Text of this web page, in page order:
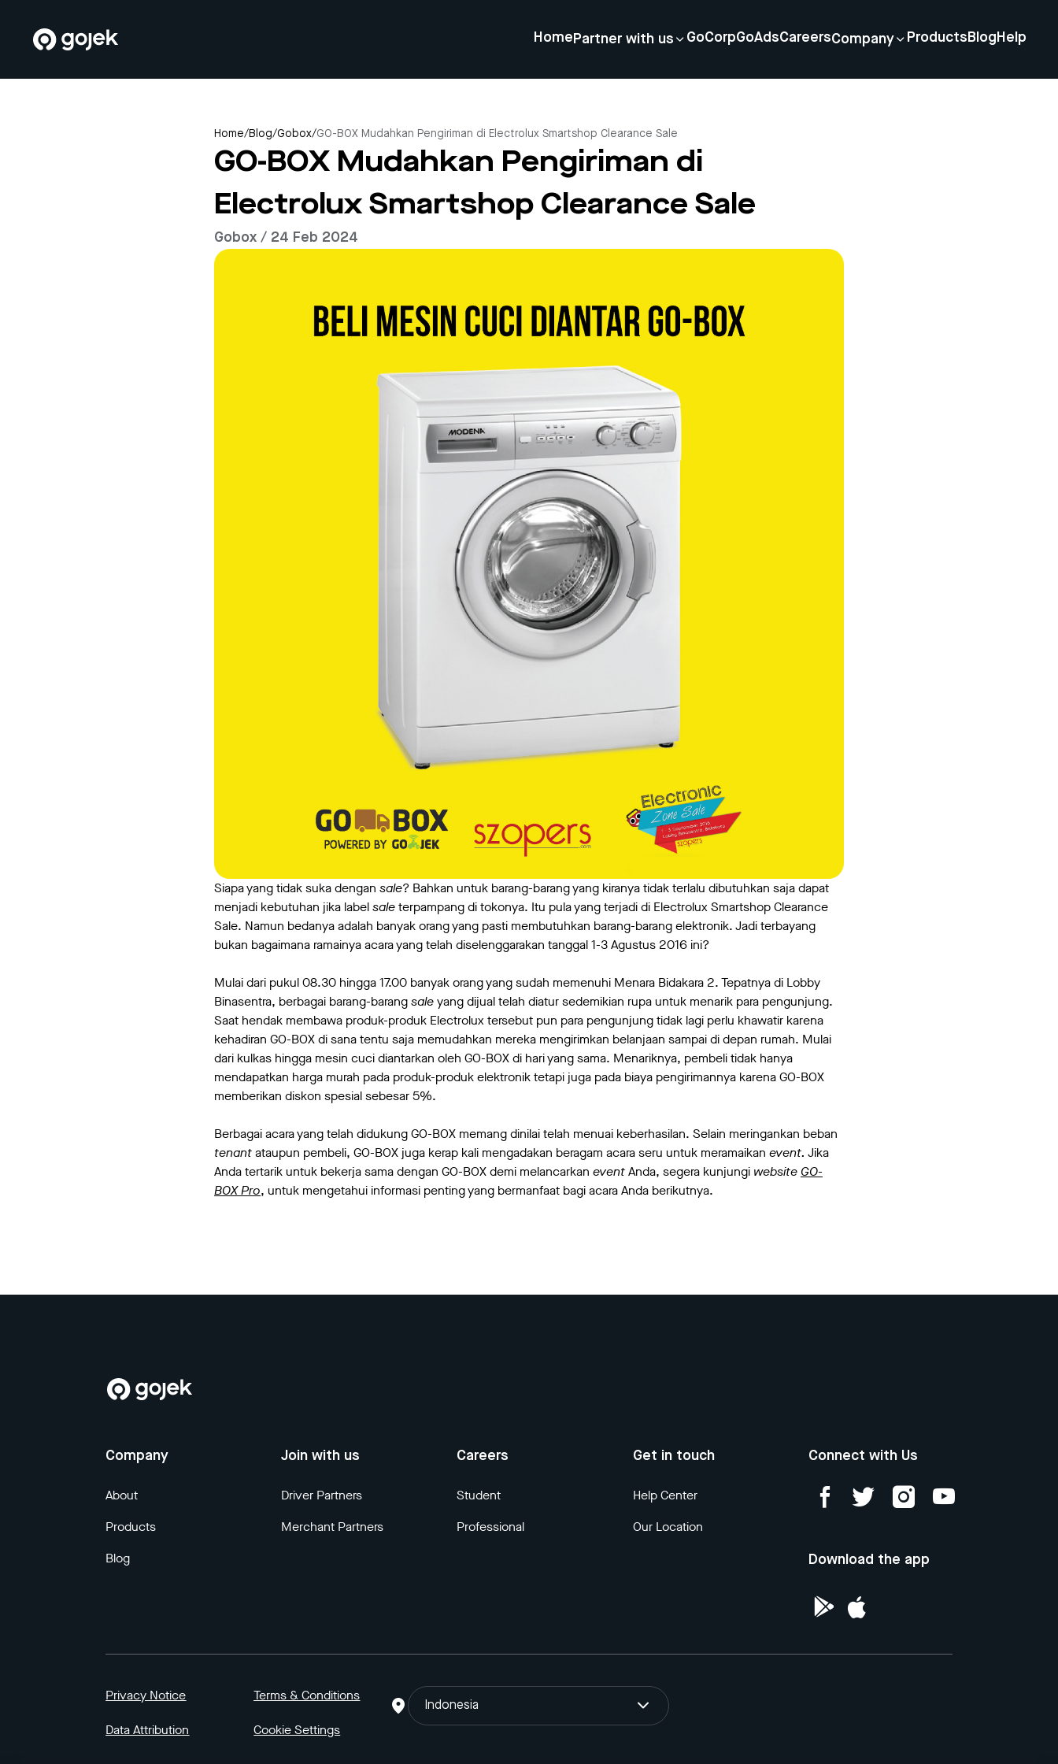
Home Partner with us GoCorpGoAdsCareersCompany Products Blog Help
Home/Blog/Gobox/GO-BOX Mudahkan Pengiriman di Electrolux Smartshop Clearance Sale
GO-BOX Mudahkan Pengiriman di
Electrolux Smartshop Clearance Sale
Gobox / 24 Feb 2024
Siapa yang tidak suka dengan sale? Bahkan untuk barang-barang yang kiranya tidak terlalu dibutuhkan saja dapat
menjadi kebutuhan jika labelsaleterpampang di tokonya. Itu pula yang terjadi di Electrolux Smartshop Clearance
Sale. Namun bedanya adalah banyak orang yang pasti membutuhkan barang-barang elektronik. Jadi terbayang
bukan bagaimana ramainya acara yang telah diselenggarakan tanggal 1-3 Agustus 2016 ini?
Mulai dari pukul 08.30 hingga 17.00 banyak orang yang sudah memenuhi Menara Bidakara 2. Tepatnya di Lobby
Binasentra, berbagai barang-barangsaleyang dijual telah diatur sedemikian rupa untuk menarik para pengunjung.
Saat hendak membawa produk-produk Electrolux tersebut pun para pengunjung tidak lagi perlu khawatir karena
kehadiran GO-BOX di sana tentu saja memudahkan mereka mengirimkan belanjaan sampai di depan rumah. Mulai
dari kulkas hingga mesin cuci diantarkan oleh GO-BOX di hari yang sama. Menariknya, pembeli tidak hanya
mendapatkan harga murah pada produk-produk elektronik tetapi juga pada biaya pengirimannya karena GO-BOX
memberikan diskon spesial sebesar 5%.
Berbagai acara yang telah didukung GO-BOX memang dinilai telah menuai keberhasilan. Selain meringankan beban
tenantataupun pembeli, GO-BOX juga kerap kali mengadakan beragam acara seru untuk meramaikan event. Jika
Anda tertarik untuk bekerja sama dengan GO-BOX demi melancarkan eventAnda, segera kunjungi website GO-
BOX Pro, untuk mengetahui informasi penting yang bermanfaat bagi acara Anda berikutnya.
Company
About
Products
Blog
Join with us
Driver Partners
Merchant Partners
Careers
Student
Professional
Get in touch
Help Center
Our Location
Connect with Us
Download the app
Privacy Notice Terms & Conditions
Data Attribution Cookie Settings
Indonesia